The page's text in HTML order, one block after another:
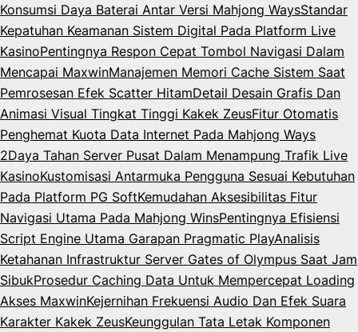
Konsumsi Daya Baterai Antar Versi Mahjong WaysStandar
Kepatuhan Keamanan Sistem Digital Pada Platform Live
KasinoPentingnya Respon Cepat Tombol Navigasi Dalam
Mencapai MaxwinManajemen Memori Cache Sistem Saat
Pemrosesan Efek Scatter HitamDetail Desain Grafis Dan
Animasi Visual Tingkat Tinggi Kakek ZeusFitur Otomatis
Penghemat Kuota Data Internet Pada Mahjong Ways
2Daya Tahan Server Pusat Dalam Menampung Trafik Live
KasinoKustomisasi Antarmuka Pengguna Sesuai Kebutuhan
Pada Platform PG SoftKemudahan Aksesibilitas Fitur
Navigasi Utama Pada Mahjong WinsPentingnya Efisiensi
Script Engine Utama Garapan Pragmatic PlayAnalisis
Ketahanan Infrastruktur Server Gates of Olympus Saat Jam
SibukProsedur Caching Data Untuk Mempercepat Loading
Akses MaxwinKejernihan Frekuensi Audio Dan Efek Suara
Karakter Kakek ZeusKeunggulan Tata Letak Komponen